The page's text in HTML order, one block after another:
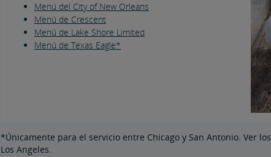
Menú del City of New Orleans
Menú de Crescent
Menú de Lake Shore Limited
Menú de Texas Eagle*
*Únicamente para el servicio entre Chicago y San Antonio. Ver los
Los Angeles.